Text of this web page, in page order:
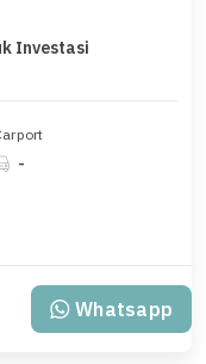
Investasi
-
Whatsapp